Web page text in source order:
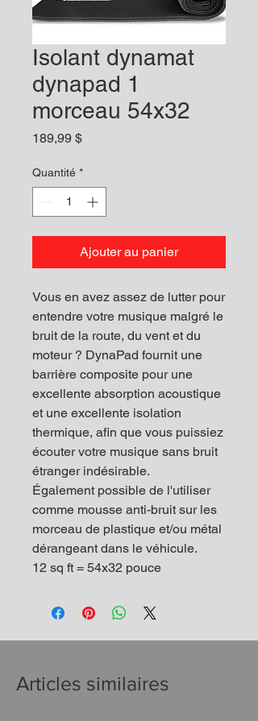
Isolant dynamat
dynapad 1
morceau 54x32
189,99 $Prix
Quantité *
Ajouter au panier
Vous en avez assez de lutter pour
entendre votre musique malgré le
bruit de la route, du vent et du
moteur ? DynaPad fournit une
barrière composite pour une
excellente absorption acoustique
et une excellente isolation
thermique, afin que vous puissiez
écouter votre musique sans bruit
étranger indésirable.
Également possible de l'utiliser
comme mousse anti-bruit sur les
morceau de plastique et/ou métal
dérangeant dans le véhicule.
12 sq ft = 54x32 pouce
Articles similaires